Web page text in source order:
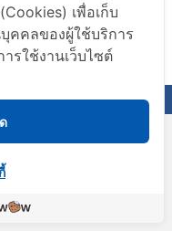
Group
All rights reserved.
เพื่อเก็บ
คคลของผู้ใช้บริการ
รใช้งานเว็บไซต์